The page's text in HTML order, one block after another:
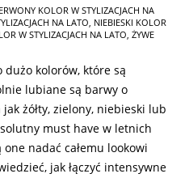
KOLOR W STYLIZACJACH NA
NA LATO, NIEBIESKI KOLOR
W STYLIZACJACH NA LATO, ŻYWE
kolorów, które są
lubiane są barwy o
żółty, zielony, niebieski lub
must have w letnich
nadać całemu lookowi
jak łączyć intensywne